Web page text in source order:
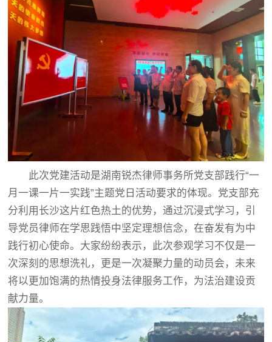
此次党建活动是湖南锐杰律师事务所党支部践行“一
月一课一片一实践”主题党日活动要求的体现。党支部充
分利用长沙这片红色热土的优势，通过沉浸式学习，引
导党员律师在学思践悟中坚定理想信念，在奋发有为中
践行初心使命。大家纷纷表示，此次参观学习不仅是一
次深刻的思想洗礼，更是一次凝聚力量的动员会，未来
将以更加饱满的热情投身法律服务工作，为法治建设贡
献力量。